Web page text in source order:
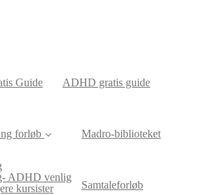
Guide ADHD gratis guide
forløb
ADHD venlig
kursister
Madro-biblioteket
Samtaleforløb